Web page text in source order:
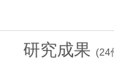
研究成果 (24